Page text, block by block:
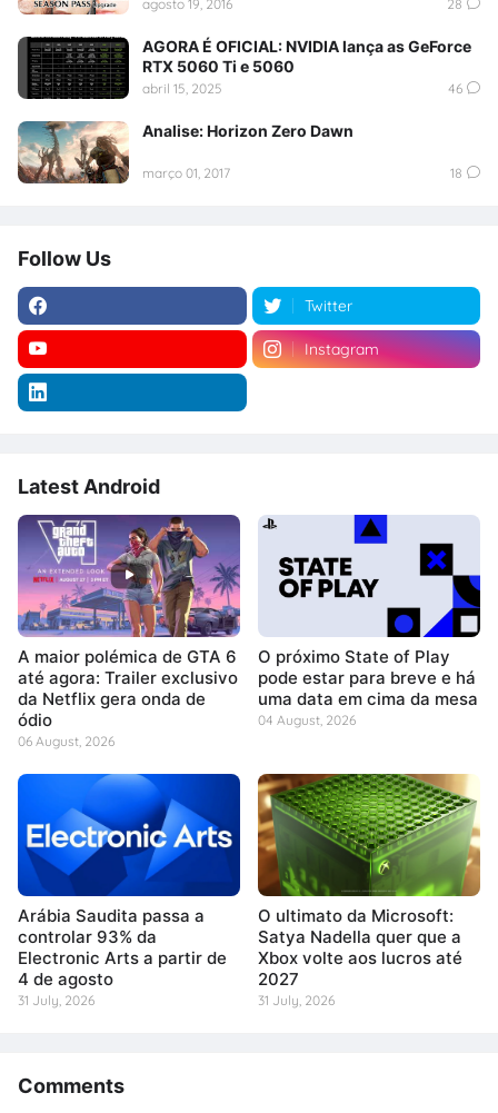
agosto 19, 2016 28
AGORA É OFICIAL: NVIDIA lança as GeForce
RTX 5060 Ti e 5060
abril 15, 2025 46
Analise: Horizon Zero Dawn
março 01, 2017 18
Follow Us
Twitter
Instagram
Latest Android
A maior polémica de GTA 6
até agora: Trailer exclusivo
da Netflix gera onda de
ódio
06 August, 2026
O próximo State of Play
pode estar para breve e há
uma data em cima da mesa
04 August, 2026
Arábia Saudita passa a
controlar 93% da
Electronic Arts a partir de
4 de agosto
31 July, 2026
O ultimato da Microsoft:
Satya Nadella quer que a
Xbox volte aos lucros até
2027
31 July, 2026
Comments